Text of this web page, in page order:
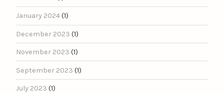
January 2024(1)
December 2023 (1)
November 2023 (1)
September 2023 (1)
July 2023 (1)